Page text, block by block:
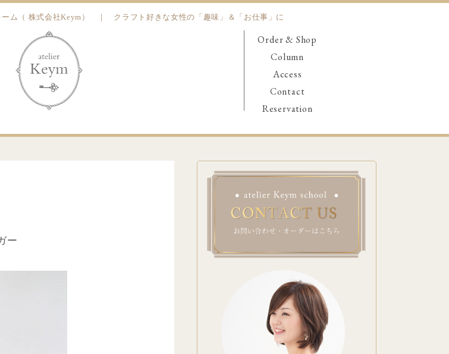
ム（ 株式会社Keym） ｜ クラフト好きな女性の「趣味」＆「お仕事」に
Order & Shop
Column
Access
Contact
Reservation
ー